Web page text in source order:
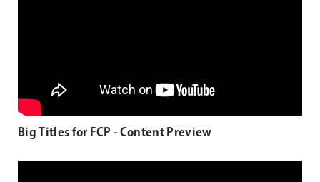
Big Titles for FCP - Content Preview